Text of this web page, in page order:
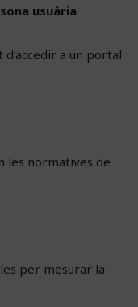
usuària
a un portal
les normatives de
per mesurar la